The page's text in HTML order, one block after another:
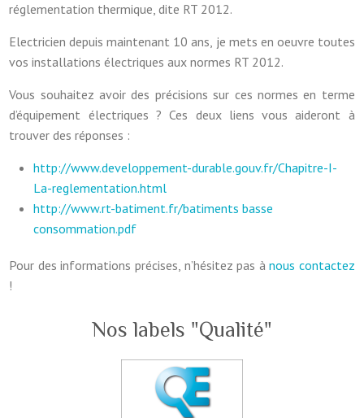
réglementation thermique, dite RT 2012.
Electricien depuis maintenant 10 ans, je mets en oeuvre toutes
vos installations électriques aux normes RT 2012.
Vous souhaitez avoir des précisions sur ces normes en terme
d’équipement électriques ? Ces deux liens vous aideront à
trouver des réponses :
http://www.developpement-durable.gouv.fr/Chapitre-I-
La-reglementation.html
http://www.rt-batiment.fr/batiments basse
consommation.pdf
Pour des informations précises, n’hésitez pas ànous contactez
!
Nos labels "Qualité"